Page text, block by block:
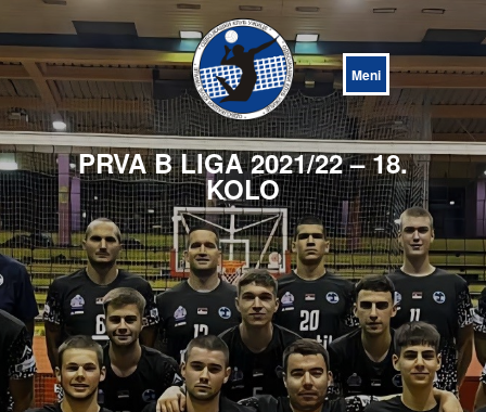
Open
Menu
PRVA B LIGA 2021/22 – 18.
KOLO